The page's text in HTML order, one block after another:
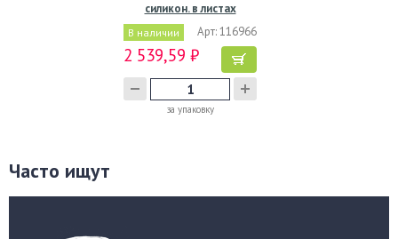
силикон. в листах
400х600…
В наличии Арт: 116966
2 539,59 ₽
за упаковку
Часто ищут